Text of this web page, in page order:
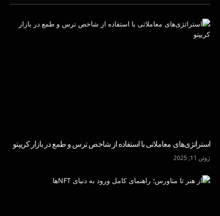
استراتژی‌های معاملاتی با استفاده از شاخص ترس و طمع در بازار کریپتو
ژوئن 11, 2025